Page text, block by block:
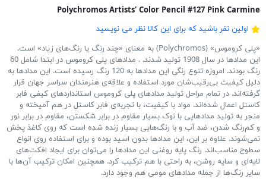
Polychromos Artists' Color Pencil #127 Pink Carmine
اولین نفر باشید که برای این کالا نظر می نویسید
«پلی کروموس» (Polychromos) به معنای «چند رنگ یا رنگ‌های زیاد» است.
این مدادها در سال 1908 تولید شدند. . مدادهای پلی کروموس در ابتدا شامل 60
رنگ بودند. امروزه تنوع رنگی این مدادها به 120 رنگ رسیده است. این مدادها به
دلیل کیفیت بی‌رقیب‌شان مورد استفاده و علاقه‌ی هنرمندان سراسر جهان قرار
گرفته‌اند. در تمام مراحل تولید مدادهای پلی کروموس استانداردهای کیفی فابر
کاستل اعمال شده‌اند. مواد با کیفیت، با تجربه‌ی فابر کاستل در هم آمیخته و
منجر به تولید مدادهایی با نوک بسیار مقاوم در برابر شکستن، مقاوم در برابر نور
و کم‌رنگ شدن، ضد آب و با رنگ‌هایی بسیار زنده شده است که روی کاغذ پخش
نمی‌شوند. علاوه بر این، این مدادها بدون اسید بوده و برای استفاده روی انواع
سطوح مناسب‌اند. رنگ پایه روغنی این مدادها را می‌توان برای ایجاد افکت‌های
لایه‌ای و سایه روشن، به راحتی با هم ترکیب کرد. همچنین امکان ترکیب آن‌ها با
سایر رنگ‌ها از جمله مدادهای مومی هم وجود دارد.